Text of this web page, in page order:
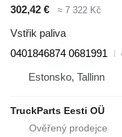
302,42 € ≈ 7 322 Kč
Vstřik paliva
0401846874 0681991
Estonsko, Tallinn
TruckParts Eesti OÜ